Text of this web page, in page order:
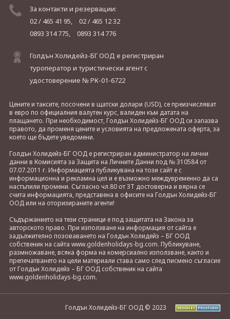
За контакти и резервации:
02 / 465 41 95,
02 / 465 12 32
0893 314 775,
0893 314 776
Голдън Холидейз-БГ ООД е регистриран
туроператор и туристически агент с
удостоверение № РК-01-6722
Цените и таксите, посочени в щатски долари (USD), се преизчисляват
в евро по официалния валутен курс, валиден към датата на
плащането. При необходимост, Голдън Холидейз-БГ ООД си запазва
правото, да променя цените и условията на предложената оферта, за
което ще бъдете уведомени.
Голдън Холидейз-БГ ООД е регистриран администратор на лични
данни в Комисията за Защита на Личните Данни под № 310584 от
07.07.2011 г. Информацията публикувана на този сайт е с
информационна и рекламна цел и е възможно междувременно да са
настъпили промени. Съгласно чл.80 от ЗТ достоверна и вярна се
счита информацията, представена в офисите на Голдън Холидейз-БГ
ООД или на оторизираните агенти!
Съдържанието на тези страници е под защитата на Закона за
авторското право. При използване на информация от сайта е
задължително позоваването на Голдън Холидейз – БГ ООД
собственик на сайта www.goldenholidays-bg.com. Публикуване,
размножаване, всяка форма на комерсиално използване, както и
препечатването на цели материали става само след писмено съгласие
от Голдън Холидейз – БГ ООД собственик на сайта
www.goldenholidays-bg.com.
Голдън Холидейз-БГ ООД © 2023